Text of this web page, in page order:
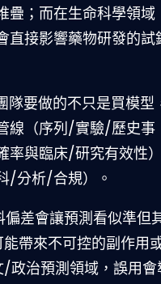
疊；而在生命科學領域
直接影響藥物研發的試
隊要做的不只是買模型
線（序列/實驗/歷史事
率與臨床/研究有效性
/分析/合規）。
偏差會讓預測看似準但
帶來不可控的副作用
政治預測領域，誤用會